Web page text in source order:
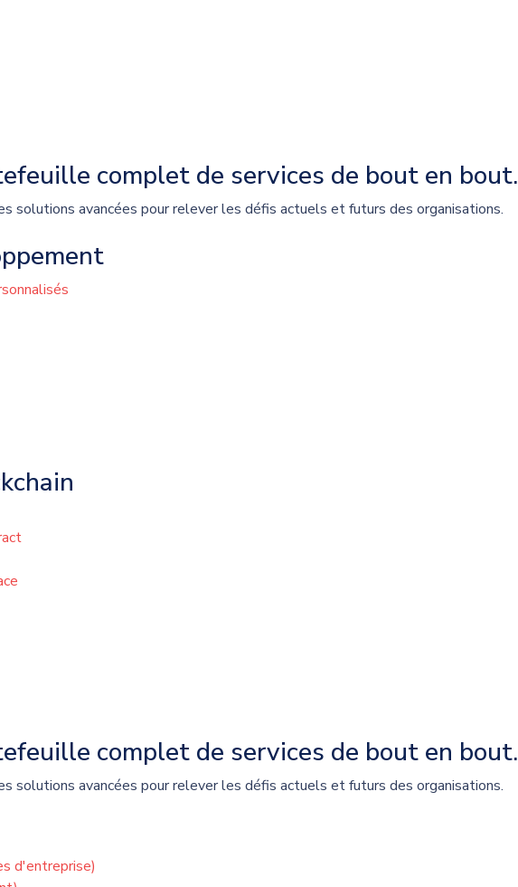
complet de services de bout en bout.
solutions avancées pour relever les défis actuels et futurs des organisations.
complet de services de bout en bout.
solutions avancées pour relever les défis actuels et futurs des organisations.
d'entreprise)